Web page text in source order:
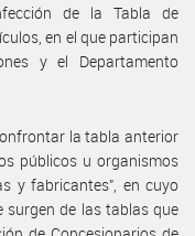
de la Tabla de
en el que participan
y el Departamento
la tabla anterior
públicos u organismos
y fabricantes”, en cuyo
surgen de las tablas que